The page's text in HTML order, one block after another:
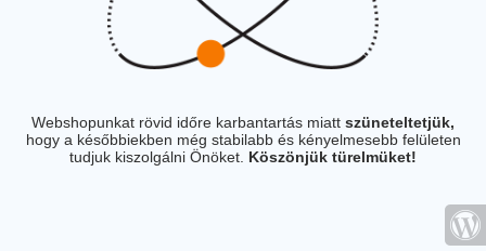
Webshopunkat rövid időre karbantartás miatt szüneteltetjük,
hogy a későbbiekben még stabilabb és kényelmesebb felületen
tudjuk kiszolgálni Önöket. Köszönjük türelmüket!